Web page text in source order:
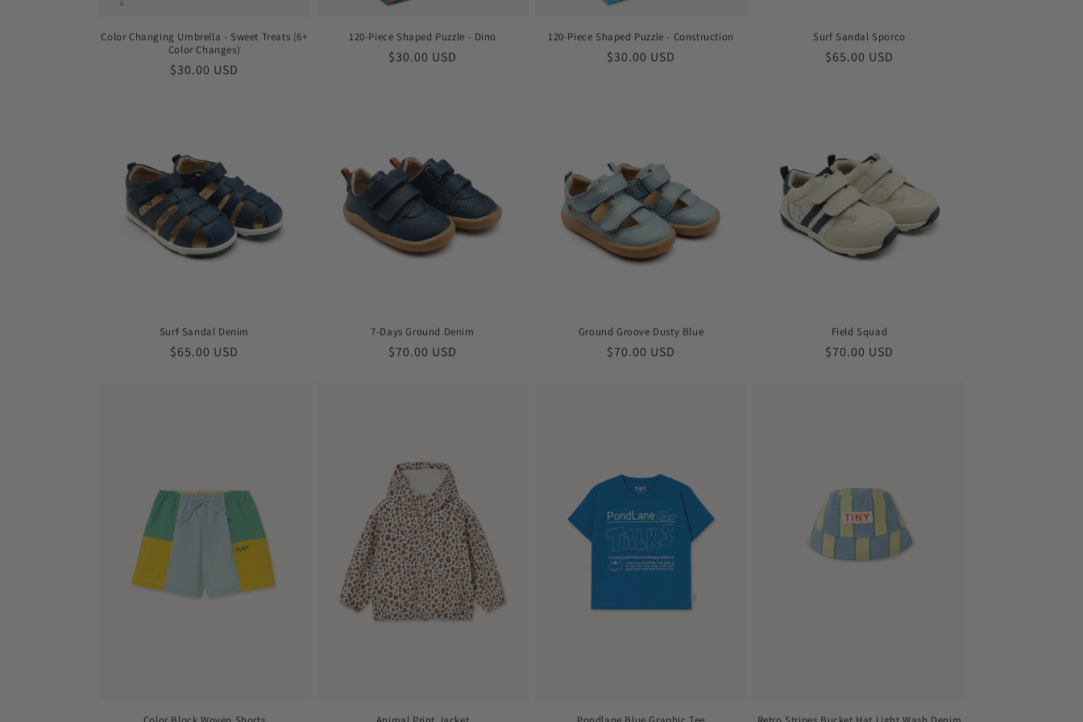
Color Changing Umbrella - Sweet Treats (6+
Color Changes)
Обычная
$30.00 USD
120-Piece Shaped Puzzle - Dino
Обычная
$30.00 USD
120-Piece Shaped Puzzle - Construction
Обычная
$30.00 USD
Surf Sandal Sporco
Обычная
$65.00 USD
Surf Sandal Denim
Обычная
$65.00 USD
7-Days Ground Denim
Обычная
$70.00 USD
Ground Groove Dusty Blue
Обычная
$70.00 USD
Field Squad
Обычная
$70.00 USD